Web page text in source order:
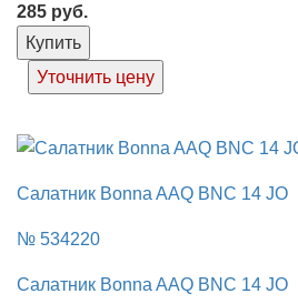
285 руб.
Купить
Уточнить цену
Салатник Bonna AAQ BNC 14 JO
№ 534220
Салатник Bonna AAQ BNC 14 JO